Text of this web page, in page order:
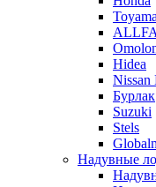
Toyama
ALLFA
Hidea
Nissan
Бурлак
Suzuki
Stels
Надувные